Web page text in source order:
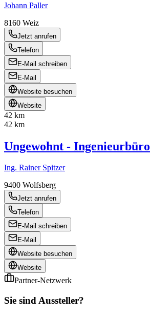
Johann Paller
8160 Weiz
Jetzt anrufen
Telefon
E-Mail schreiben
E-Mail
Website besuchen
Website
42 km
42 km
Ungewohnt - Ingenieurbüro
Ing. Rainer Spitzer
9400 Wolfsberg
Jetzt anrufen
Telefon
E-Mail schreiben
E-Mail
Website besuchen
Website
Partner-Netzwerk
Sie sind Aussteller?